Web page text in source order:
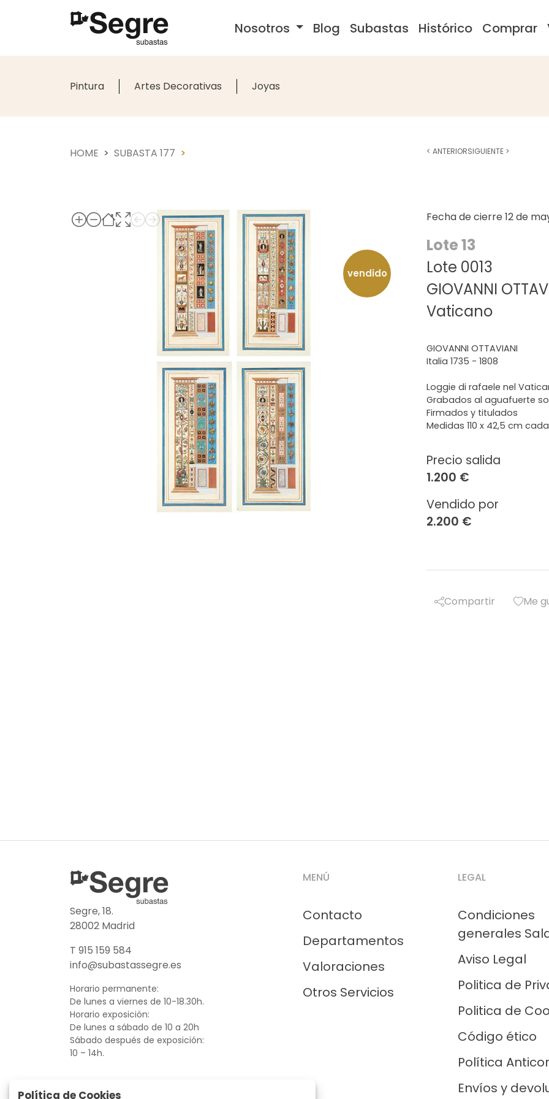
Nosotros Blog Subastas Histórico Comprar
Pintura Artes Decorativas Joyas
HOME SUBASTA 177
Fecha de cierre 12 de
Lote 13
Lote 0013
GIOVANNI
Vaticano
vendido
Precio salida
1.200 €
Vendido por
2.200 €
GIOVANNI OTTAVIANI
Italia 1735 - 1808
Loggie di rafaele nel
Grabados al aguafuerte
Firmados y titulados
Medidas 110 x 42,5 cm
Compartir Me
< ANTERIORSIGUIENTE >
Segre, 18.
28002 Madrid
T 915 159 584
info@subastassegre.es
Horario permanente:
De lunes a viernes de 10-18.30h.
Horario exposición:
De lunes a sábado de 10 a 20h
Sábado después de exposición:
10 – 14h.
MENÚ
Contacto
Departamentos
Valoraciones
Otros Servicios
LEGAL
Condiciones
generales
Aviso Legal
Politica de
Politica de
Código ético
Política
Envíos y
Política de Cookies